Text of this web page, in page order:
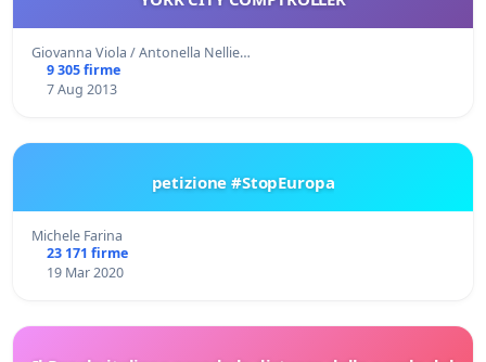
Giovanna Viola / Antonella Nellie…
9 305 firme
7 Aug 2013
petizione #StopEuropa
Michele Farina
23 171 firme
19 Mar 2020